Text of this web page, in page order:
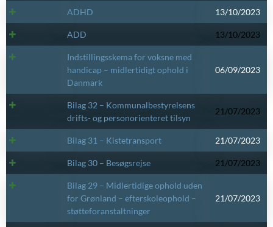
ADHD 13/10/2023
ADD 13/10/2023
Indstillingsskema for voksne med
handicap – midlertidigt ophold i
Danmark
06/09/2023
Bilag 32 – Kommunalbestyrelsens
drifts- og personorienteret tilsyn
21/07/2023
Bilag 31 – Kistetransport 21/07/2023
Bilag 30 – Besøgsrejse 21/07/2023
Bilag 29 – Midlertidige ophold uden
for Grønland – efterskoleophold –
støtteforanstaltninger
21/07/2023